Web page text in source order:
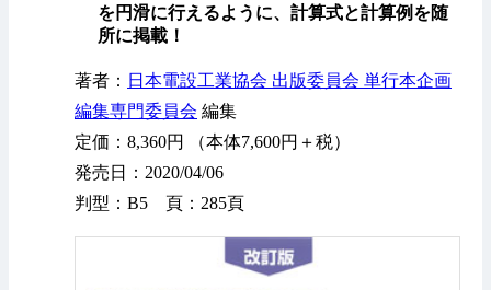
を円滑に行えるように、計算式と計算例を随
所に掲載！
著者： 日本電設工業協会 出版委員会 単行本企画
編集専門委員会 編集
定価：8,360円 （本体7,600円＋税）
発売日：2020/04/06
判型：B5 頁：285頁